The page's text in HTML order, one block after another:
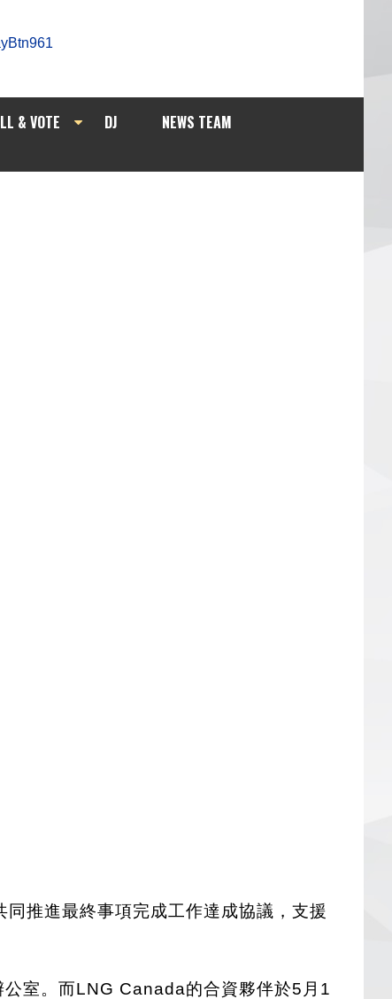
& VOTE DJ
NEWS TEAM
推進最終事項完成工作達成協議，支援
室。而LNG Canada的合資夥伴於5月1